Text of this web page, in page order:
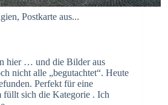
, Postkarte aus...
hier … und die Bilder aus
nicht alle „begutachtet“. Heute
Perfekt für eine
füllt sich die Kategorie . Ich